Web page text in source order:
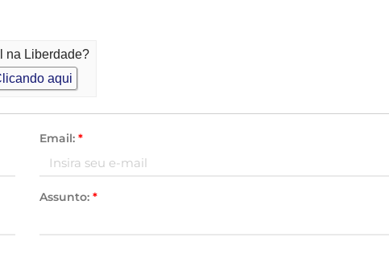
na Liberdade?
aqui
Email: *
Assunto: *